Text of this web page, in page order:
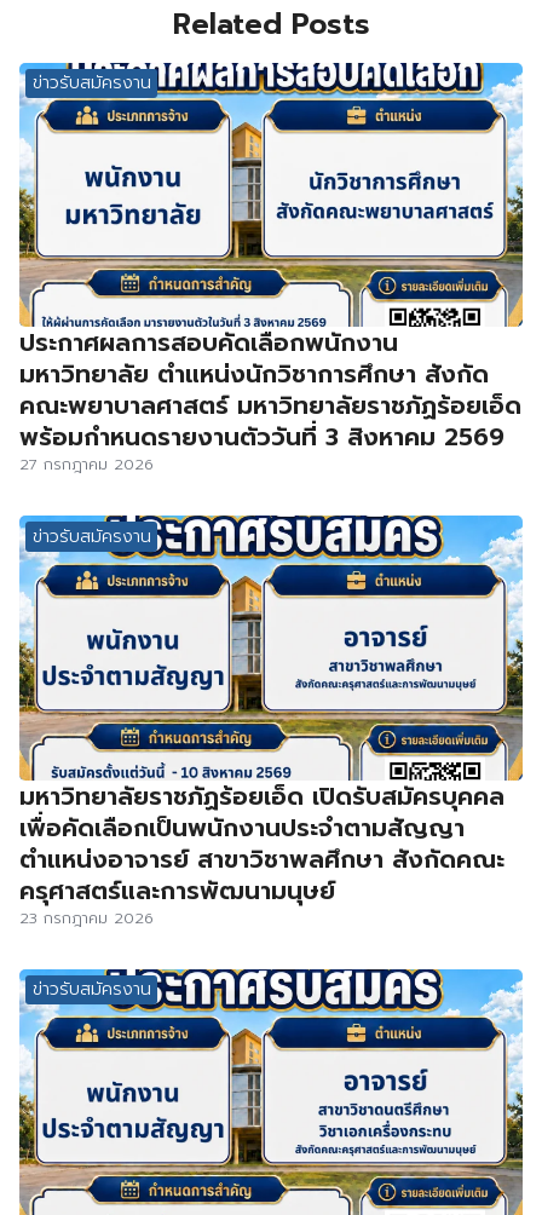
Related Posts
ข่าวรับสมัครงาน
ประกาศผลการสอบคัดเลือกพนักงาน
มหาวิทยาลัย ตำแหน่งนักวิชาการศึกษา สังกัด
คณะพยาบาลศาสตร์ มหาวิทยาลัยราชภัฏร้อยเอ็ด
พร้อมกำหนดรายงานตัววันที่ 3 สิงหาคม 2569
27 กรกฎาคม 2026
ข่าวรับสมัครงาน
มหาวิทยาลัยราชภัฏร้อยเอ็ด เปิดรับสมัครบุคคล
เพื่อคัดเลือกเป็นพนักงานประจำตามสัญญา
ตำแหน่งอาจารย์ สาขาวิชาพลศึกษา สังกัดคณะ
ครุศาสตร์และการพัฒนามนุษย์
23 กรกฎาคม 2026
ข่าวรับสมัครงาน